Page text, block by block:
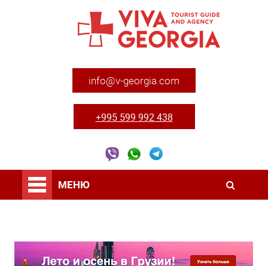
info@v-georgia.com
+995 599 992 438
МЕНЮ